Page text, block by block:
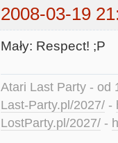
2008-03-19
Mały: Respect! ;P
Atari Last Party - od
Last-Party.pl/2027/ -
LostParty.pl/2027/ -